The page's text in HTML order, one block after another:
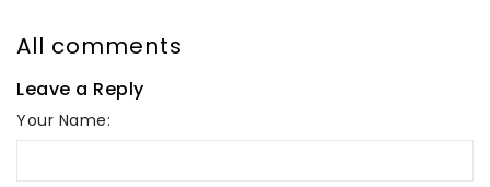
All comments
Leave a Reply
Your Name: